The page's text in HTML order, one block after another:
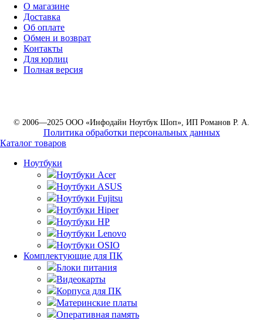
О магазине
Доставка
Об оплате
Обмен и возврат
Контакты
Для юрлиц
Полная версия
© 2006—2025 ООО «Инфодайн Ноутбук Шоп», ИП Романов Р. А.
Политика обработки персональных данных
Каталог товаров
Ноутбуки
Ноутбуки Acer
Ноутбуки ASUS
Ноутбуки Fujitsu
Ноутбуки Hiper
Ноутбуки HP
Ноутбуки Lenovo
Ноутбуки OSIO
Комплектующие для ПК
Блоки питания
Видеокарты
Корпуса для ПК
Материнские платы
Оперативная память